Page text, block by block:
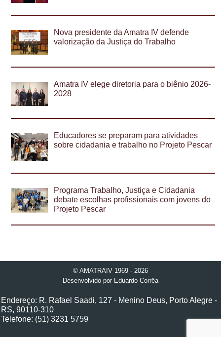
Nova presidente da Amatra IV defende
valorização da Justiça do Trabalho
Amatra IV elege diretoria para o biênio 2026-
2028
Educadores se preparam para atividades
sobre cidadania e trabalho no Projeto Pescar
Programa Trabalho, Justiça e Cidadania
debate escolhas profissionais com jovens do
Projeto Pescar
© AMATRAIV 1969 - 2026
Desenvolvido por Eduardo Corrêa
Endereço: R. Rafael Saadi, 127 - Menino Deus, Porto Alegre -
RS, 90110-310
Telefone: (51) 3231 5759